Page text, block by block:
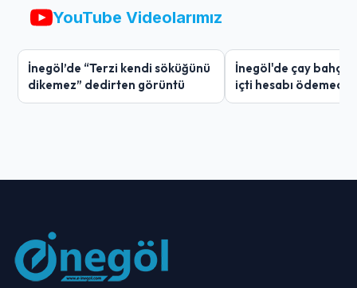
YouTube Videolarımız
İnegöl’de “Terzi kendi söküğünü
dikemez” dedirten görüntü
İnegöl'de çay
içti hesabı ödemedi